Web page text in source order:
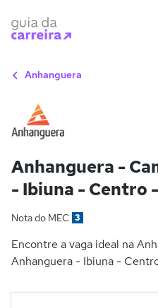
Anhanguera
Anhanguera -
- Ibiuna - Centro
Nota do MEC 3
Encontre a vaga ideal na
Anhanguera - Ibiuna -